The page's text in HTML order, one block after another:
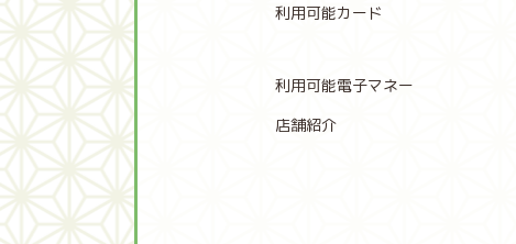
利用可能カード
利用可能電子マネー
店舗紹介